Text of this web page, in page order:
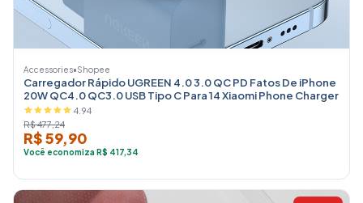
Accessories•Shopee
Carregador Rápido UGREEN 4.0 3.0 QC PD Fatos De iPhone
20W QC4.0 QC3.0 USB Tipo C Para 14 Xiaomi Phone Charger
4.94
R$ 477,24
R$ 59,90
Você economiza R$ 417,34